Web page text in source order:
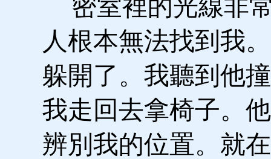
密室裡的光線非
人根本無法找到我
躲開了。我聽到他
我走回去拿椅子。
辨別我的位置。就